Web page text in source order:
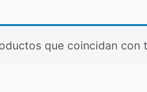
que coincidan con